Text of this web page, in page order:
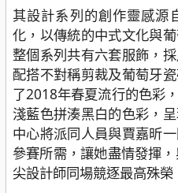
其設計系列的創作靈感源
化，以傳統的中式文化與
整個系列共有六套服飾，
配搭不對稱剪裁及葡萄牙
了2018年春夏流行的色彩
淺藍色拼湊黑白的色彩，
中心將派同人員與賈嘉昕
參賽所需，讓她盡情發揮
尖設計師同場競逐最高殊榮